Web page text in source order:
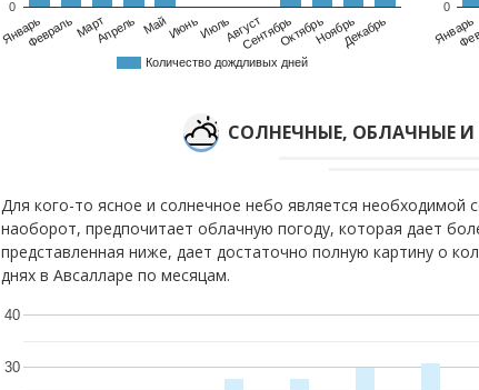
Количество дождливых дней
ЯнварьФевральМартАпрель МайИюньИюльАвгуст
СентябрьОктябрьНоябрьДекабрь
0
Январь
0
CОЛНЕЧНЫЕ, ОБЛАЧНЫЕ
Для кого-то ясное и солнечное небо является
наоборот, предпочитает облачную погоду, которая дает
представленная ниже, дает достаточно полную картину о
днях в Авсалларе по месяцам.
30
40